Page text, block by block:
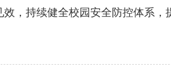
，持续健全校园安全防控体系